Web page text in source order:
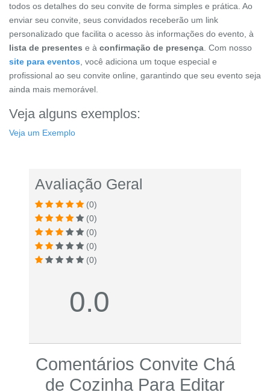
todos os detalhes do seu convite de forma simples e prática. Ao
enviar seu convite, seus convidados receberão um link
personalizado que facilita o acesso às informações do evento, à
lista de presentes e à confirmação de presença . Com nosso
site para eventos , você adiciona um toque especial e
profissional ao seu convite online, garantindo que seu evento seja
ainda mais memorável.
Veja alguns exemplos:
Veja um Exemplo
Avaliação Geral
(0)
(0)
(0)
(0)
(0)
0.0
Comentários Convite Chá
de Cozinha Para Editar